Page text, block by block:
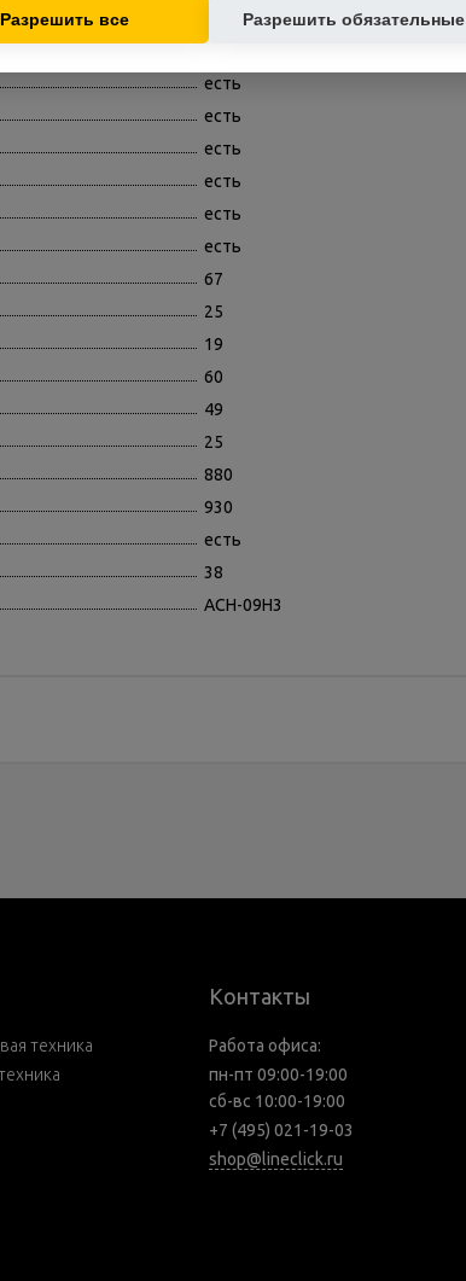
есть
есть
есть
есть
есть
есть
67
25
19
60
49
25
880
930
есть
38
ACH-09H3
техника
Контакты
Работа офиса:
пн-пт 09:00-19:00
сб-вс 10:00-19:00
+7 (495) 021-19-03
shop@lineclick.ru
Разрешить все Разрешить обязательные